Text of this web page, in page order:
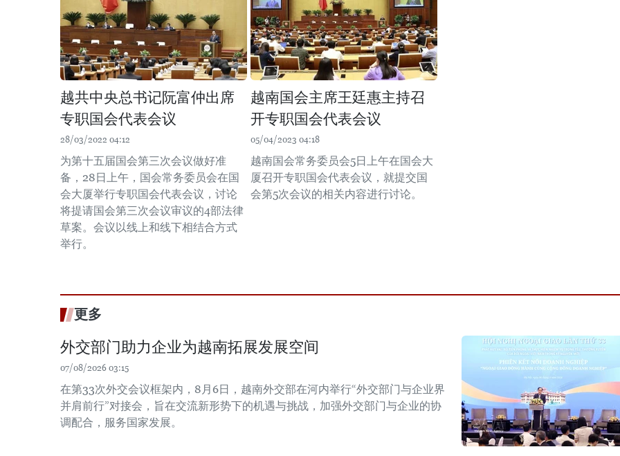
越共中央总书记阮富仲出席
专职国会代表会议
28/03/2022 04:12
为第十五届国会第三次会议做好准
备，28日上午，国会常务委员会在国
会大厦举行专职国会代表会议，讨论
将提请国会第三次会议审议的4部法律
草案。会议以线上和线下相结合方式
举行。
越南国会主席王廷惠主持召
开专职国会代表会议
05/04/2023 04:18
越南国会常务委员会5日上午在国会大
厦召开专职国会代表会议，就提交国
会第5次会议的相关内容进行讨论。
更多
外交部门助力企业为越南拓展发展空间
07/08/2026 03:15
在第33次外交会议框架内，8月6日，越南外交部在河内举行“外交部门与企业界
并肩前行”对接会，旨在交流新形势下的机遇与挑战，加强外交部门与企业的协
调配合，服务国家发展。